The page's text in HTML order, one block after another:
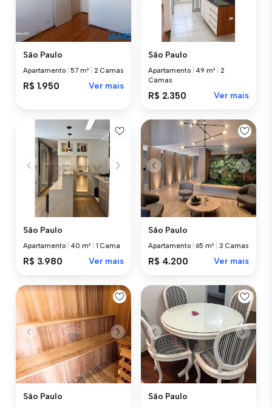
São Paulo
Apartamento |57 m² 2 Camas
R$ 1.950 Ver mais
São Paulo
Apartamento 49 m²
2
Camas
R$ 2.350 Ver mais
São Paulo
Apartamento 40 m² 1 Cama
R$ 3.980 Ver mais
São Paulo
Apartamento 65 m² 3 Camas
R$ 4.200 Ver mais
São Paulo São Paulo